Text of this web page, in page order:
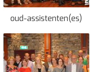
oud-assistenten(es)